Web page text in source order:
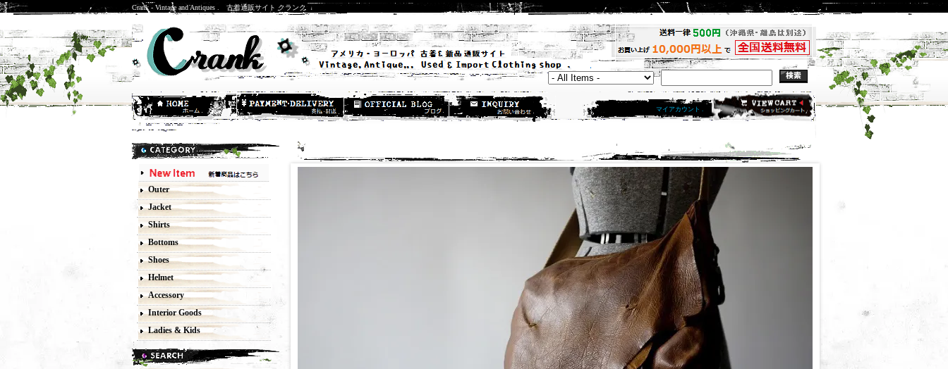
Crank - Vintage and Antiques . 古着通販サイト クランク
マイアカウント .
Outer
Jacket
Shirts
Bottoms
Shoes
Helmet
Accessory
Interior Goods
Ladies & Kids